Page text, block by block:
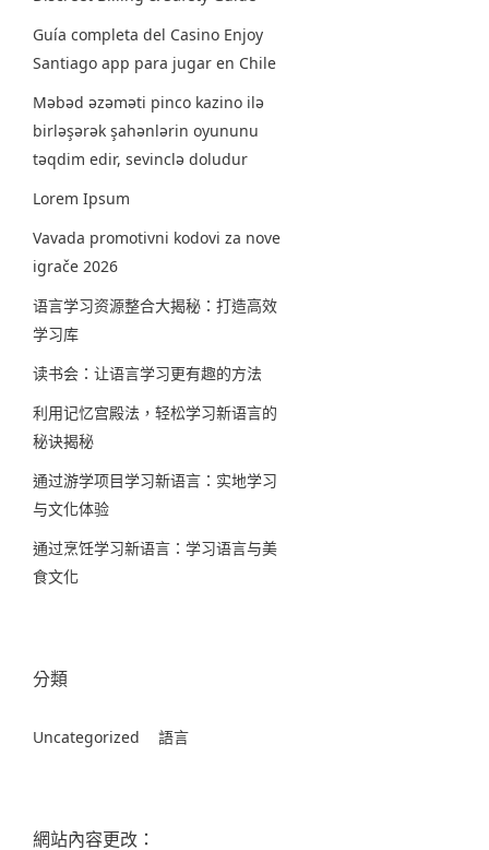
Guía completa del Casino Enjoy
Santiago app para jugar en Chile
Məbəd əzəməti pinco kazino ilə
birləşərək şahənlərin oyununu
təqdim edir, sevinclə doludur
Lorem Ipsum
Vavada promotivni kodovi za nove
igrače 2026
语言学习资源整合大揭秘：打造高效
学习库
读书会：让语言学习更有趣的方法
利用记忆宫殿法，轻松学习新语言的
秘诀揭秘
通过游学项目学习新语言：实地学习
与文化体验
通过烹饪学习新语言：学习语言与美
食文化
分類
Uncategorized 語言
網站內容更改：